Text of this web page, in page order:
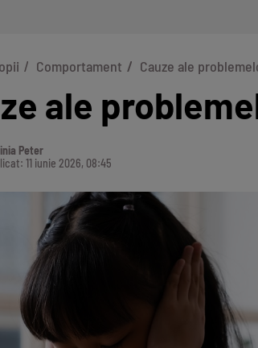
Comportament Cauze ale
ale
Peter
11 iunie 2026, 08:45